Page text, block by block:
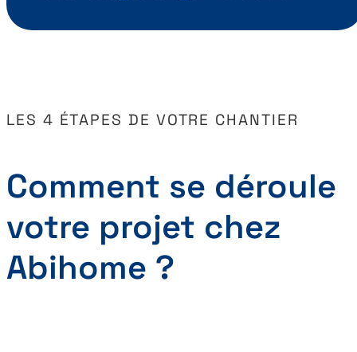
LES 4 ÉTAPES DE VOTRE CHANTIER
Comment se déroule
votre projet chez
Abihome ?